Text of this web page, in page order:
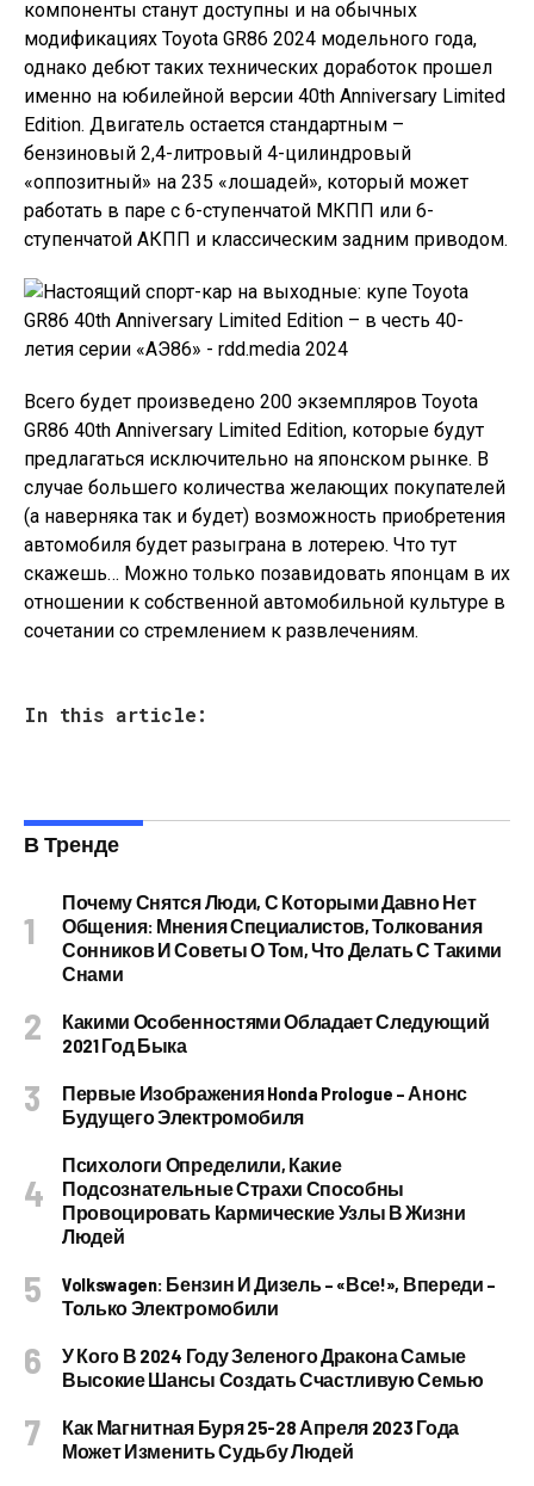
компоненты станут доступны и на обычных
модификациях Toyota GR86 2024 модельного года,
однако дебют таких технических доработок прошел
именно на юбилейной версии 40th Anniversary Limited
Edition. Двигатель остается стандартным –
бензиновый 2,4-литровый 4-цилиндровый
«оппозитный» на 235 «лошадей», который может
работать в паре с 6-ступенчатой ​​МКПП или 6-
ступенчатой ​​АКПП и классическим задним приводом.
Всего будет произведено 200 экземпляров Toyota
GR86 40th Anniversary Limited Edition, которые будут
предлагаться исключительно на японском рынке. В
случае большего количества желающих покупателей
(а наверняка так и будет) возможность приобретения
автомобиля будет разыграна в лотерею. Что тут
скажешь… Можно только позавидовать японцам в их
отношении к собственной автомобильной культуре в
сочетании со стремлением к развлечениям.
In this article:
В Тренде
Почему Снятся Люди, С Которыми Давно Нет
Общения: Мнения Специалистов, Толкования
Сонников И Советы О Том, Что Делать С Такими
Снами
Какими Особенностями Обладает Следующий
2021 Год Быка
Первые Изображения Honda Prologue – Анонс
Будущего Электромобиля
Психологи Определили, Какие
Подсознательные Страхи Способны
Провоцировать Кармические Узлы В Жизни
Людей
Volkswagen: Бензин И Дизель – «все!», Впереди –
Только Электромобили
У Кого В 2024 Году Зеленого Дракона Самые
Высокие Шансы Создать Счастливую Семью
Как Магнитная Буря 25-28 Апреля 2023 Года
Может Изменить Судьбу Людей